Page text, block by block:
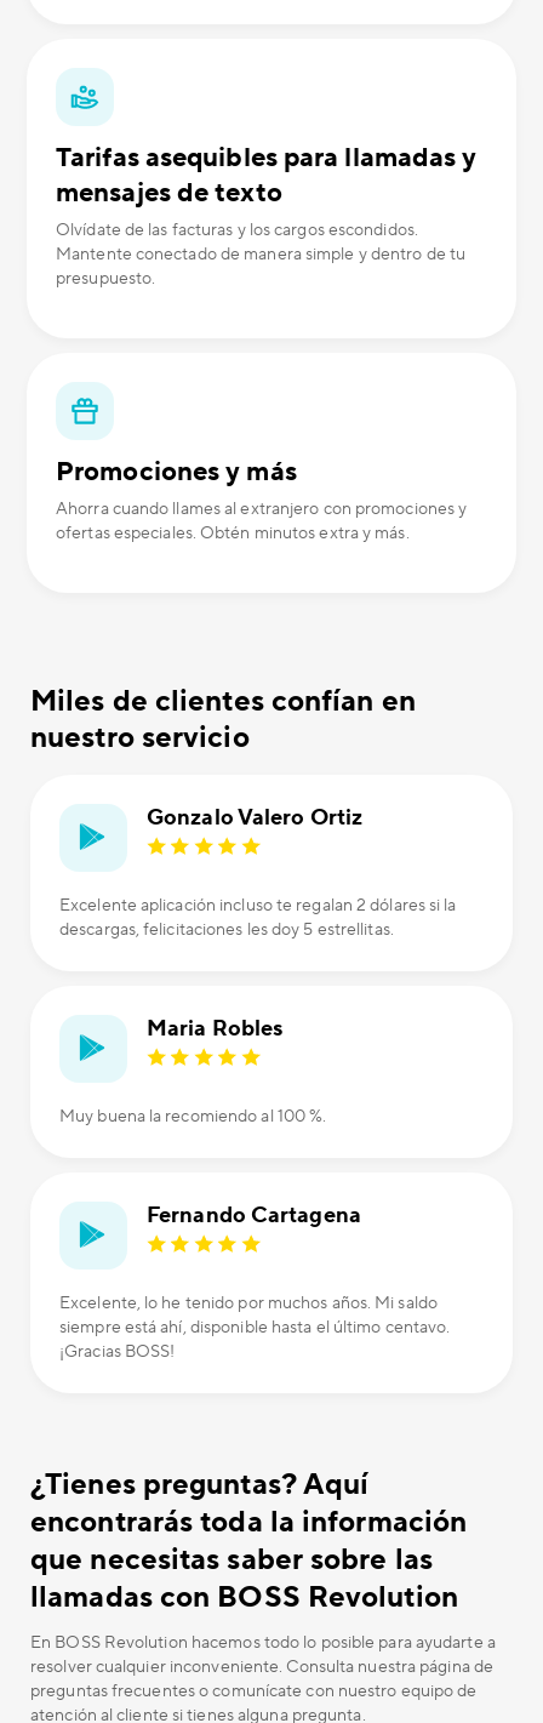
Tarifas asequibles para llamadas y
mensajes de texto
Olvídate de las facturas y los cargos escondidos.
Mantente conectado de manera simple y dentro de tu
presupuesto.
Promociones y más
Ahorra cuando llames al extranjero con promociones y
ofertas especiales. Obtén minutos extra y más.
Miles de clientes confían en
nuestro servicio
Gonzalo Valero Ortiz
Excelente aplicación incluso te regalan 2 dólares si la
descargas, felicitaciones les doy 5 estrellitas.
Maria Robles
Muy buena la recomiendo al 100 %.
Fernando Cartagena
Excelente, lo he tenido por muchos años. Mi saldo
siempre está ahí, disponible hasta el último centavo.
¡Gracias BOSS!
¿Tienes preguntas? Aquí
encontrarás toda la información
que necesitas saber sobre las
llamadas con BOSS Revolution
En BOSS Revolution hacemos todo lo posible para ayudarte a
resolver cualquier inconveniente. Consulta nuestra página de
preguntas frecuentes o comunícate con nuestro equipo de
atención al cliente si tienes alguna pregunta.